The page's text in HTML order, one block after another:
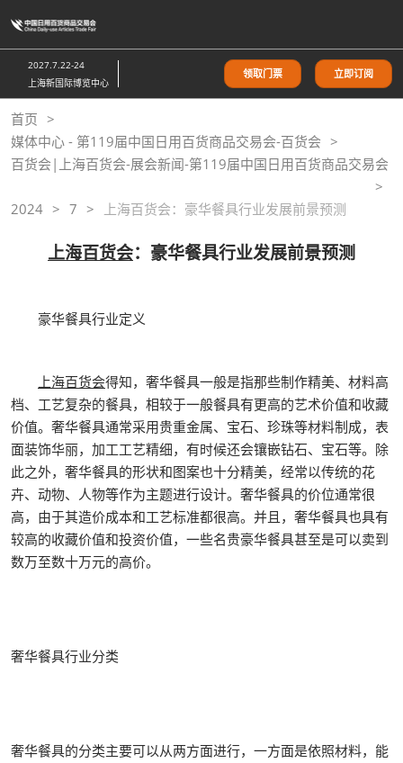
接
跳
至
内
容
2027.7.22-24
上海新国际博览中心
领取门票 立即订阅
首页
媒体中心 - 第119届中国日用百货商品交易会-百货会
百货会|上海百货会-展会新闻-第119届中国日用百货商品交易会
2024 7 上海百货会：豪华餐具行业发展前景预测
上海百货会：豪华餐具行业发展前景预测
豪华餐具行业定义
上海百货会得知，奢华餐具一般是指那些制作精美、材料高
档、工艺复杂的餐具，相较于一般餐具有更高的艺术价值和收藏
价值。奢华餐具通常采用贵重金属、宝石、珍珠等材料制成，表
面装饰华丽，加工工艺精细，有时候还会镶嵌钻石、宝石等。除
此之外，奢华餐具的形状和图案也十分精美，经常以传统的花
卉、动物、人物等作为主题进行设计。奢华餐具的价位通常很
高，由于其造价成本和工艺标准都很高。并且，奢华餐具也具有
较高的收藏价值和投资价值，一些名贵豪华餐具甚至是可以卖到
数万至数十万元的高价。
奢华餐具行业分类
奢华餐具的分类主要可以从两方面进行，一方面是依照材料，能